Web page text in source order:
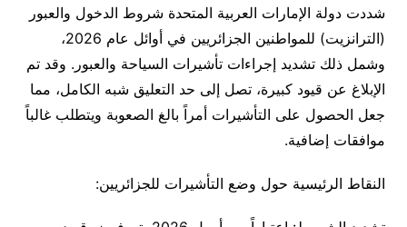
شددت دولة الإمارات العربية المتحدة شروط الدخول والعبور
(الترانزيت) للمواطنين الجزائريين في أوائل عام 2026،
وشمل ذلك تشديد إجراءات تأشيرات السياحة والعبور. وقد تم
الإبلاغ عن قيود كبيرة، تصل إلى حد التعليق شبه الكامل، مما
جعل الحصول على التأشيرات أمراً بالغ الصعوبة ويتطلب غالباً
موافقات إضافية.
النقاط الرئيسية حول وضع التأشيرات للجزائريين: